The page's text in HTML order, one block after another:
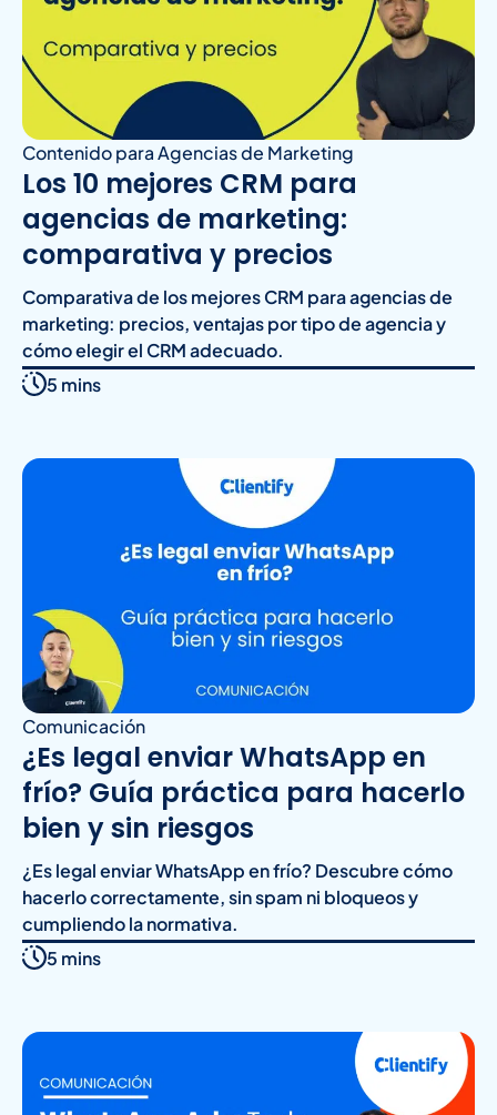
Contenido para Agencias de Marketing
Los 10 mejores CRM para
agencias de marketing:
comparativa y precios
Comparativa de los mejores CRM para agencias de
marketing: precios, ventajas por tipo de agencia y
cómo elegir el CRM adecuado.
5 mins
Comunicación
¿Es legal enviar WhatsApp en
frío? Guía práctica para hacerlo
bien y sin riesgos
¿Es legal enviar WhatsApp en frío? Descubre cómo
hacerlo correctamente, sin spam ni bloqueos y
cumpliendo la normativa.
5 mins